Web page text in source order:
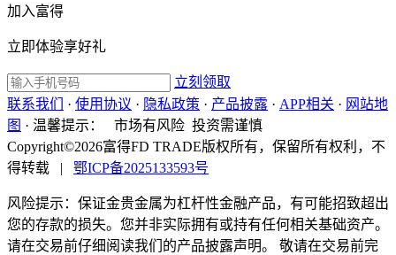
加入富得
立即体验享好礼
立刻领取
联系我们
· 使用协议 · 隐私政策 · 产品披露 · APP相关 · 网站地
图 · 温馨提示：
市场有风险 投资需谨慎
Copyright©2026富得FD TRADE版权所有，保留所有权利，不
得转载
| 鄂ICP备2025133593号
风险提示：保证金贵金属为杠杆性金融产品，有可能招致超出
您的存款的损失。您并非实际拥有或持有任何相关基础资产。
请在交易前仔细阅读我们的产品披露声明。 敬请在交易前完